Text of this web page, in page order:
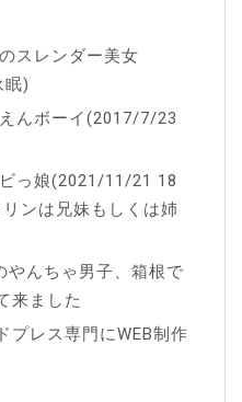
スレンダー美女
)
んボーイ(2017/7/23
っ娘(2021/11/21 18
ンは兄妹もしくは姉
やんちゃ男子、箱根で
来ました
プレス専門にWEB制作